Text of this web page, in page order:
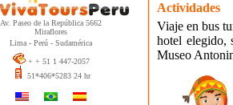
Av. Paseo de la República 5662
Miraflores
Lima - Perú - Sudamérica
+ + 51 1 447-2057
51*406*5283 24 hr
Actividades
Viaje en bus
hotel elegido,
Museo